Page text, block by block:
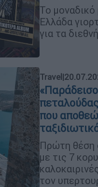
Το
Ελλάδα
για τα
Travel|
που
Πρώτη θέση
με τις 7
τον